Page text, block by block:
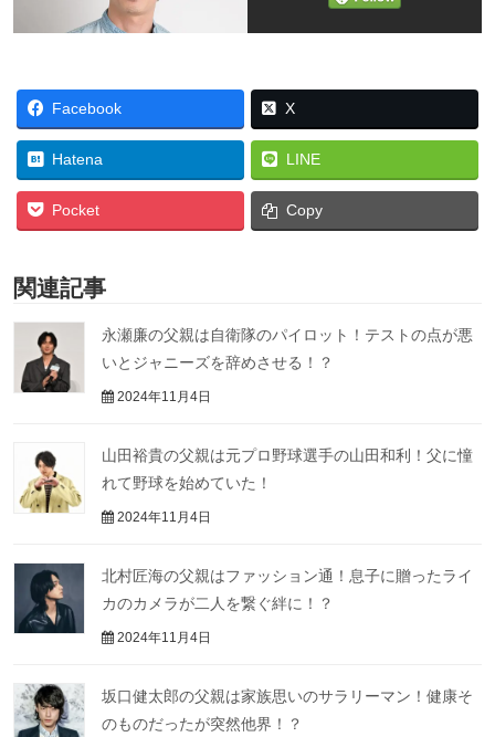
Facebook X
Hatena LINE
Pocket Copy
関連記事
永瀬廉の父親は自衛隊のパイロット！テストの点が悪
いとジャニーズを辞めさせる！？
2024年11月4日
山田裕貴の父親は元プロ野球選手の山田和利！父に憧
れて野球を始めていた！
2024年11月4日
北村匠海の父親はファッション通！息子に贈ったライ
カのカメラが二人を繋ぐ絆に！？
2024年11月4日
坂口健太郎の父親は家族思いのサラリーマン！健康そ
のものだったが突然他界！？